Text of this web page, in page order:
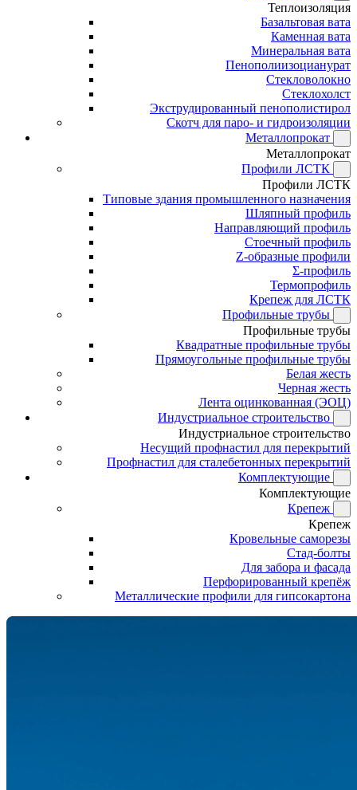
Теплоизоляция
Базальтовая вата
Каменная вата
Минеральная вата
Пенополиизоцианурат
Стекловолокно
Стеклохолст
Экструдированный пенополистирол
Скотч для паро- и гидроизоляции
Металлопрокат
Металлопрокат
Профили ЛСТК
Профили ЛСТК
Типовые здания промышленного назначения
Шляпный профиль
Направляющий профиль
Стоечный профиль
Z-образные профили
Σ-профиль
Термопрофиль
Крепеж для ЛСТК
Профильные трубы
Профильные трубы
Квадратные профильные трубы
Прямоугольные профильные трубы
Белая жесть
Черная жесть
Лента оцинкованная (ЭОЦ)
Индустриальное строительство
Индустриальное строительство
Несущий профнастил для перекрытий
Профнастил для сталебетонных перекрытий
Комплектующие
Комплектующие
Крепеж
Крепеж
Кровельные саморезы
Стад-болты
Для забора и фасада
Перфорированный крепёж
Металлические профили для гипсокартона